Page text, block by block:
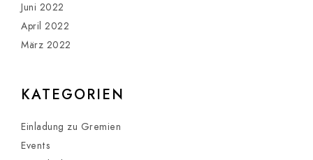
Juni 2022
April 2022
März 2022
KATEGORIEN
Einladung zu Gremien
Events